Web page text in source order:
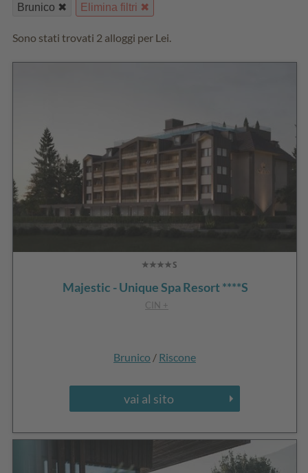
Brunico Elimina filtri
Sono stati trovati 2 alloggi per Lei.
Majestic - Unique Spa Resort ****S
CIN +
Brunico / Riscone
vai al sito